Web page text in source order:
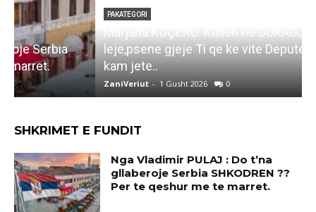
Marjana KOÇEKU: Kullen ne DUKAGJIN e kam pa
leje,psene gjeje Ti qe ke vite Deputet aq sa vet
kam jete..
ZaniVeriut 1 Gusht 2026 0
SHKRIMET E FUNDIT
Nga Vladimir PULAJ : Do t’na
gllaberoje Serbia SHKODREN ??
Per te qeshur me te marret.